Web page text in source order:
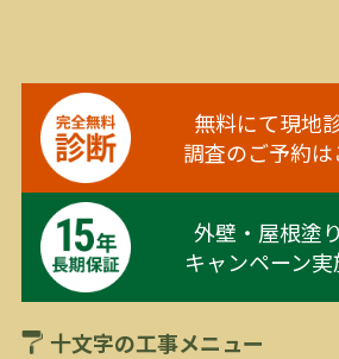
無料にて現地
調査のご予約は
外壁・屋根塗
キャンペーン実
十文字の工事メニュー